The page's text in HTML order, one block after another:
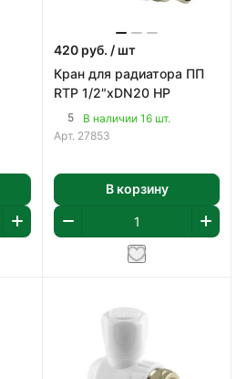
420 руб. / шт
Кран для радиатора ПП
RTP 1/2"хDN20 НР
5
В наличии 16 шт.
Арт. 27853
В корзину